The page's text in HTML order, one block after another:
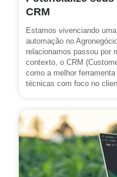
CRM
Estamos vivenciando
automação no
relacionamos passou por
contexto, o CRM
como a melhor
técnicas com foco no